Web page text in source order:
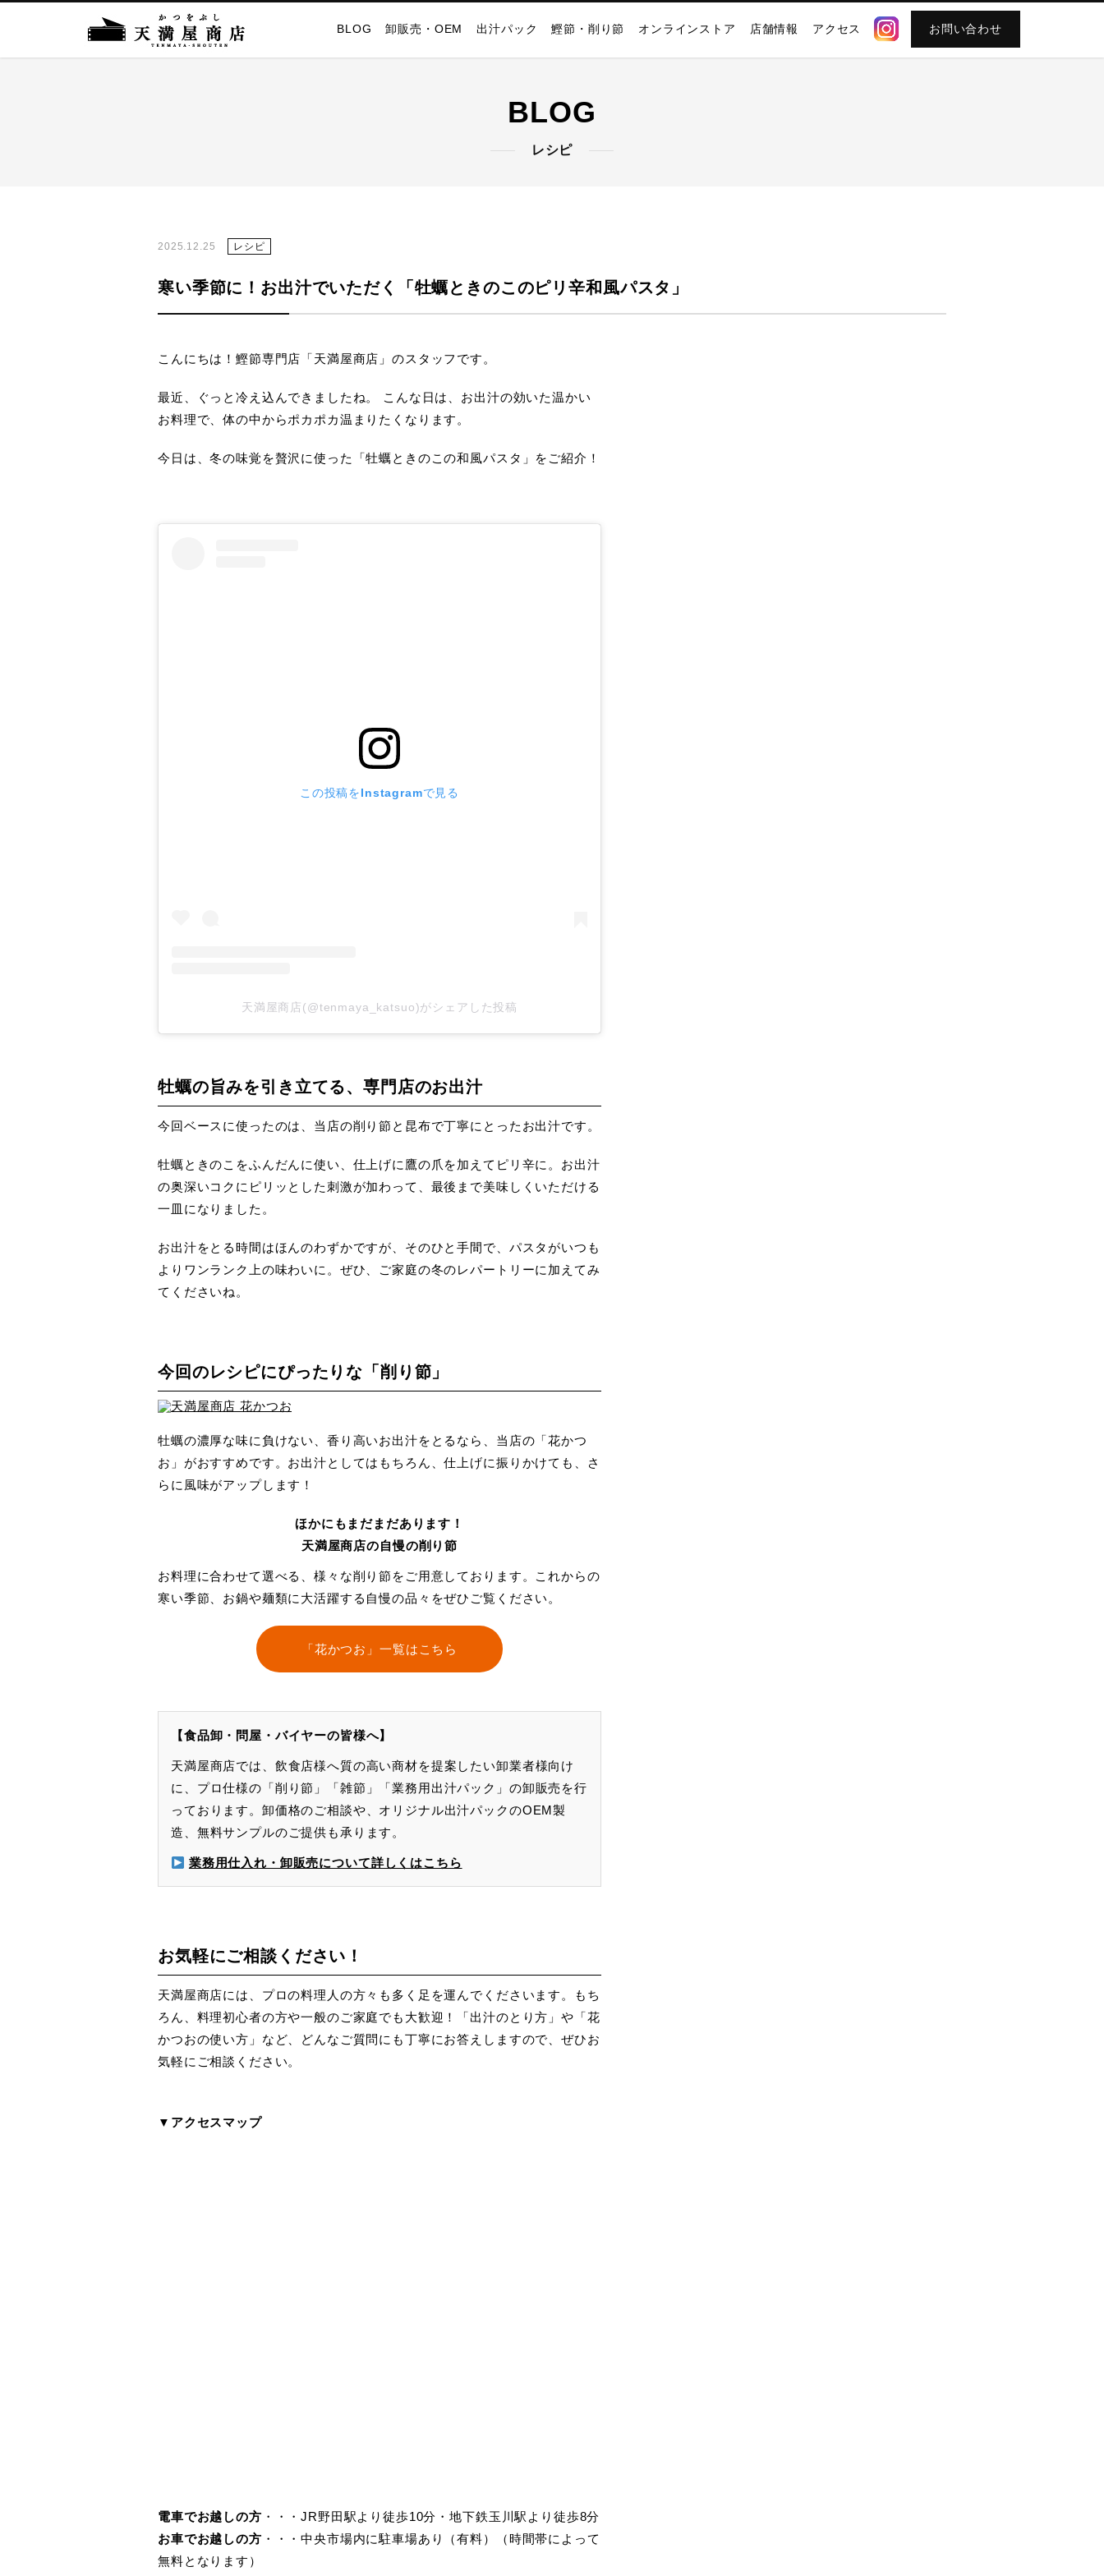
BLOG 卸販売・OEM 出汁パック 鰹節・削り節 オンラインストア 店舗情報 アクセス お問い合わせ
BLOG
レシピ
2025.12.25 レシピ
寒い季節に！お出汁でいただく「牡蠣ときのこのピリ辛和風パスタ」
こんにちは！鰹節専門店「天満屋商店」のスタッフです。
最近、ぐっと冷え込んできましたね。 こんな日は、お出汁の効いた温かい
お料理で、体の中からポカポカ温まりたくなります。
今日は、冬の味覚を贅沢に使った「牡蠣ときのこの和風パスタ」をご紹介！
この投稿をInstagramで見る
天満屋商店(@tenmaya_katsuo)がシェアした投稿
牡蠣の旨みを引き立てる、専門店のお出汁
今回ベースに使ったのは、当店の削り節と昆布で丁寧にとったお出汁です。
牡蠣ときのこをふんだんに使い、仕上げに鷹の爪を加えてピリ辛に。お出汁
の奥深いコクにピリッとした刺激が加わって、最後まで美味しくいただける
一皿になりました。
お出汁をとる時間はほんのわずかですが、そのひと手間で、パスタがいつも
よりワンランク上の味わいに。ぜひ、ご家庭の冬のレパートリーに加えてみ
てくださいね。
今回のレシピにぴったりな「削り節」
牡蠣の濃厚な味に負けない、香り高いお出汁をとるなら、当店の「花かつ
お」がおすすめです。お出汁としてはもちろん、仕上げに振りかけても、さ
らに風味がアップします！
ほかにもまだまだあります！
天満屋商店の自慢の削り節
お料理に合わせて選べる、様々な削り節をご用意しております。これからの
寒い季節、お鍋や麺類に大活躍する自慢の品々をぜひご覧ください。
「花かつお」一覧はこちら
【食品卸・問屋・バイヤーの皆様へ】
天満屋商店では、飲食店様へ質の高い商材を提案したい卸業者様向け
に、プロ仕様の「削り節」「雑節」「業務用出汁パック」の卸販売を行
っております。卸価格のご相談や、オリジナル出汁パックのOEM製
造、無料サンプルのご提供も承ります。
業務用仕入れ・卸販売について詳しくはこちら
お気軽にご相談ください！
天満屋商店には、プロの料理人の方々も多く足を運んでくださいます。もち
ろん、料理初心者の方や一般のご家庭でも大歓迎！「出汁のとり方」や「花
かつおの使い方」など、どんなご質問にも丁寧にお答えしますので、ぜひお
気軽にご相談ください。
▼アクセスマップ
電車でお越しの方 ・・・JR野田駅より徒歩10分・地下鉄玉川駅より徒歩8分
お車でお越しの方 ・・・中央市場内に駐車場あり（有料）（時間帯によって
無料となります）